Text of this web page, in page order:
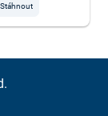
Stáhnout